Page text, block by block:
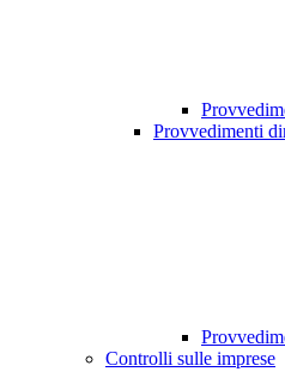
Provvedimenti
Controlli sulle imprese